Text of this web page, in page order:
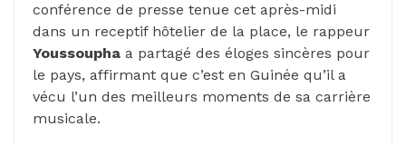
conférence de presse tenue cet après-midi
dans un receptif hôtelier de la place, le rappeur
Youssoupha a partagé des éloges sincères pour
le pays, affirmant que c’est en Guinée qu’il a
vécu l’un des meilleurs moments de sa carrière
musicale.